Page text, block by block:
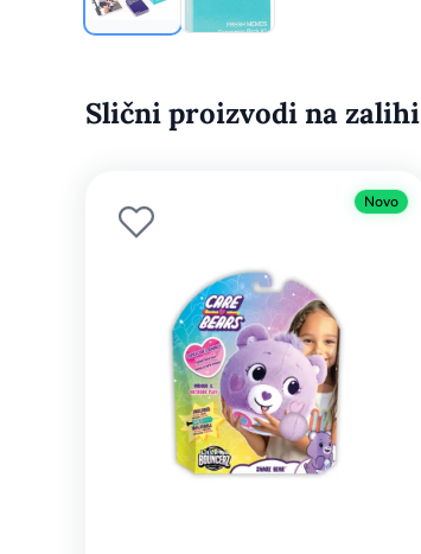
Slični proizvodi na zalihi
Novo